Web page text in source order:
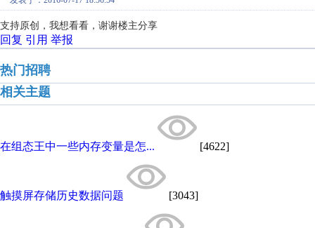
支持原创，我想看看，谢谢楼主分享
回复 引用 举报
热门招聘
相关主题
在组态王中一些内存变量是怎... [4622]
触摸屏存储历史数据问题 [3043]